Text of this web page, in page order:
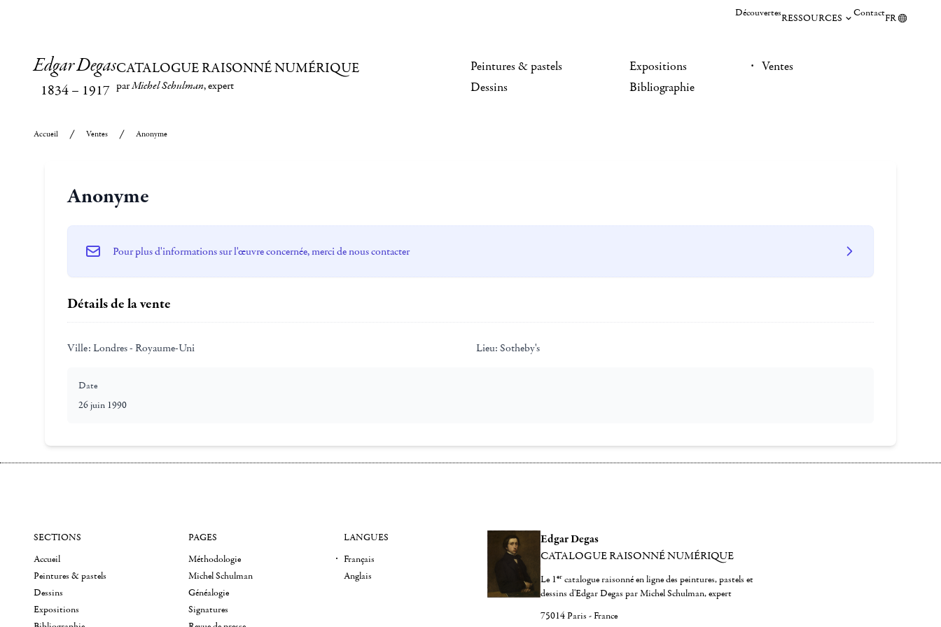
DécouvertesRESSOURCES ContactFR
Edgar Degas
1834– 1917
CATALOGUE RAISONNÉ NUMÉRIQUE
parMichel Schulman, expert
Peintures & pastels
Dessins
Expositions
Bibliographie
Ventes
Accueil Ventes Anonyme
Anonyme
Pour plus d'informations sur l'œuvre concernée, merci de nous contacter
Détails de la vente
Ville: Londres - Royaume-Uni Lieu: Sotheby's
Date
26 juin 1990
Edgar Degas
CATALOGUE RAISONNÉ NUMÉRIQUE
Le 1er catalogue raisonné en ligne des peintures, pastels et
dessins d'Edgar Degas par Michel Schulman, expert
75014 Paris - France
SECTIONS
Accueil
Peintures & pastels
Dessins
Expositions
PAGES
Méthodologie
Michel Schulman
Généalogie
Signatures
LANGUES
Français
Anglais